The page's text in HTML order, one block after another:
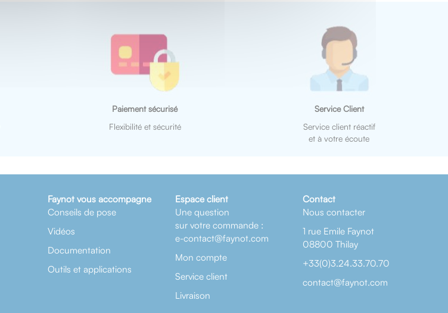
Paiement sécurisé
Flexibilité et sécurité
Service Client
Service client réactif
et à votre écoute
Faynot vous accompagne
Conseils de pose
Vidéos
Documentation
Outils et applications
Espace client
Une question
sur votre commande :
e-contact@faynot.com
Mon compte
Service client
Livraison
Contact
Nous contacter
1 rue Emile Faynot
08800 Thilay
+33(0)3.24.33.70.70
contact@faynot.com